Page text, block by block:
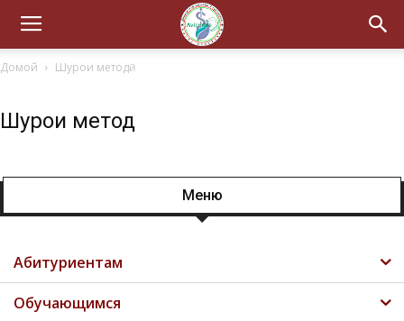
Домой Шурои методӣ
Шурои методӣ
Меню
Абитуриентам
Обучающимся